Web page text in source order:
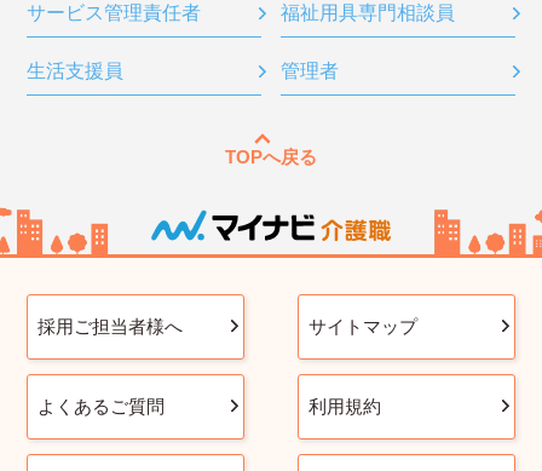
サービス管理責任者 福祉用具専門相談員
生活支援員 管理者
TOPへ戻る
採用ご担当者様へ サイトマップ
よくあるご質問 利用規約